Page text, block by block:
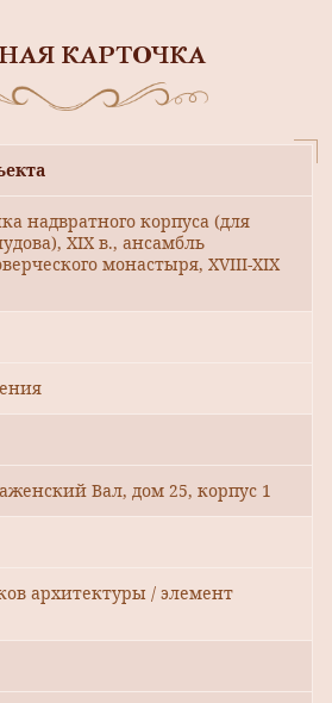
КАРТОЧКА
надвратного корпуса (для
XIX в., ансамбль
монастыря, XVIII-XIX
Вал, дом 25, корпус 1
архитектуры / элемент